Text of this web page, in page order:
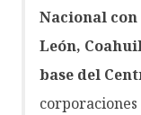
Nacional con
León,
base del